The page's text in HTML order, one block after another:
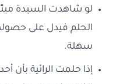
لو شاهدت السيدة
الحلم فيدل على
سهلة.
إذا حلمت الرائية بأن